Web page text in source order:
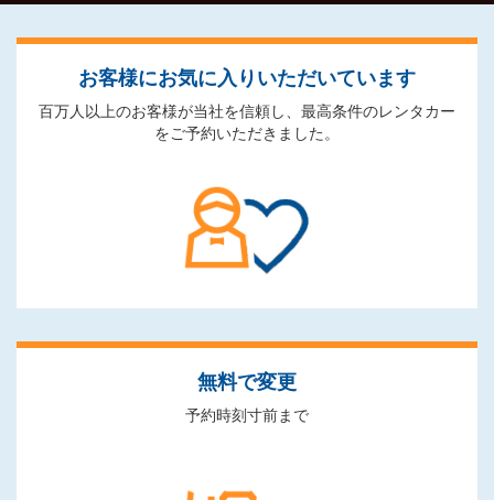
お客様にお気に入りいただいています
百万人以上のお客様が当社を信頼し、最高条件のレンタカー
をご予約いただきました。
無料で変更
予約時刻寸前まで